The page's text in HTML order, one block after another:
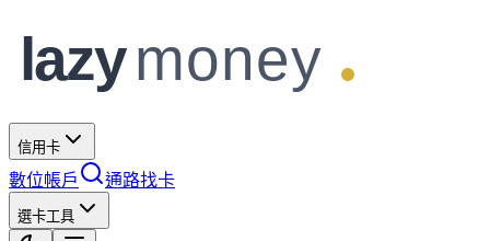
信用卡
數位帳戶 通路找卡
選卡工具